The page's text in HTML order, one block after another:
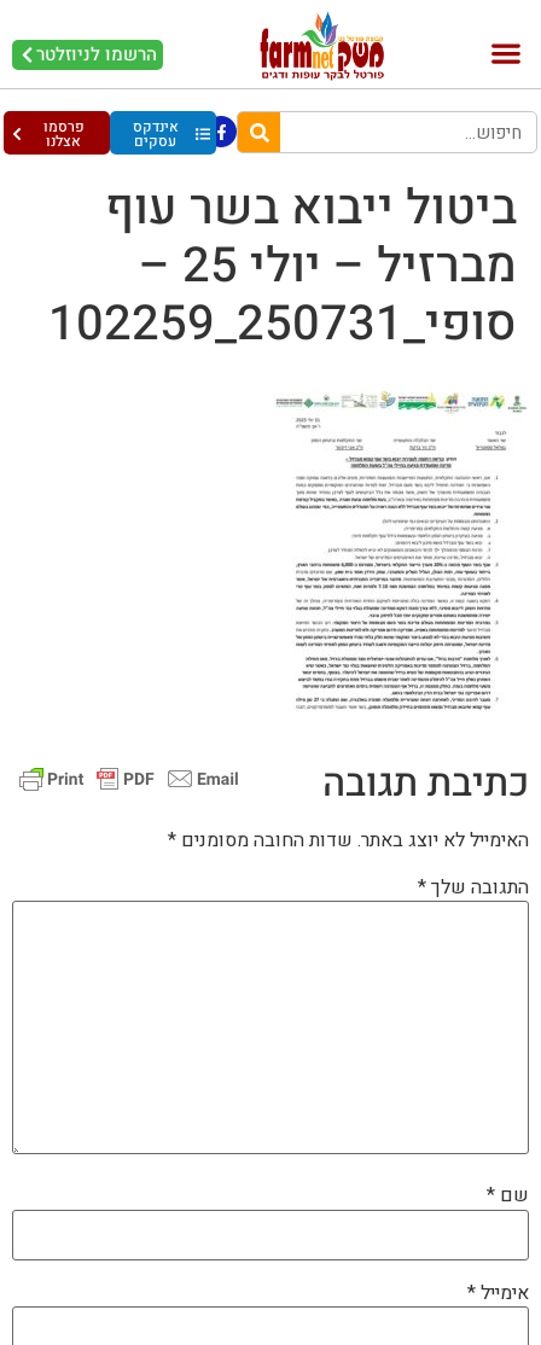
הרשמו לניוזלטר
אינדקס
עסקים
פרסמו
אצלנו
ביטול ייבוא בשר עוף
מברזיל – יולי 25 –
סופי_250731_102259
כתיבת תגובה
האימייל לא יוצג באתר. שדות החובה מסומנים *
התגובה שלך*
שם *
אימייל*